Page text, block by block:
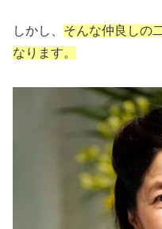
しかし、 そんな仲良しの
なります。